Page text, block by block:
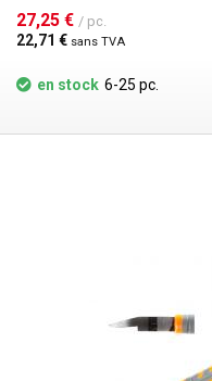
dénuder des fils isolés
.
ergonomiques, ils sont très
mécanisme de verrouillage
27,25 € / pc.
22,71 € sans TVA
en stock 6-25 pc.